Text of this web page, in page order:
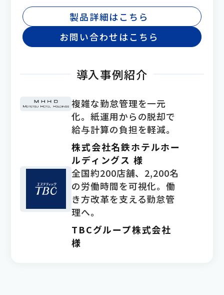
製品詳細はこちら
お問い合わせはこちら
導入事例紹介
複雑な勤怠管理を一元
化。紙運用からの脱却で
給与計算の負担を軽減。
株式会社名鉄ホテルホー
ルディングス 様
全国約200店舗、2,200名
の労働時間を可視化。働
き方改革を支える勤怠管
理へ。
TBCグループ株式会社
様